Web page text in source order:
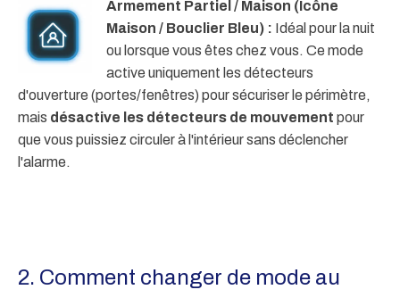
Armement Partiel / Maison (Icône
Maison / Bouclier Bleu) : Idéal pour la nuit
ou lorsque vous êtes chez vous. Ce mode
active uniquement les détecteurs
d'ouverture (portes/fenêtres) pour sécuriser le périmètre,
mais désactive les détecteurs de mouvement pour
que vous puissiez circuler à l'intérieur sans déclencher
l'alarme.
2. Comment changer de mode au